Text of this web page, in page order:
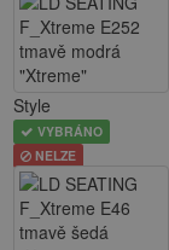
Style
VYBRÁNO
NELZE